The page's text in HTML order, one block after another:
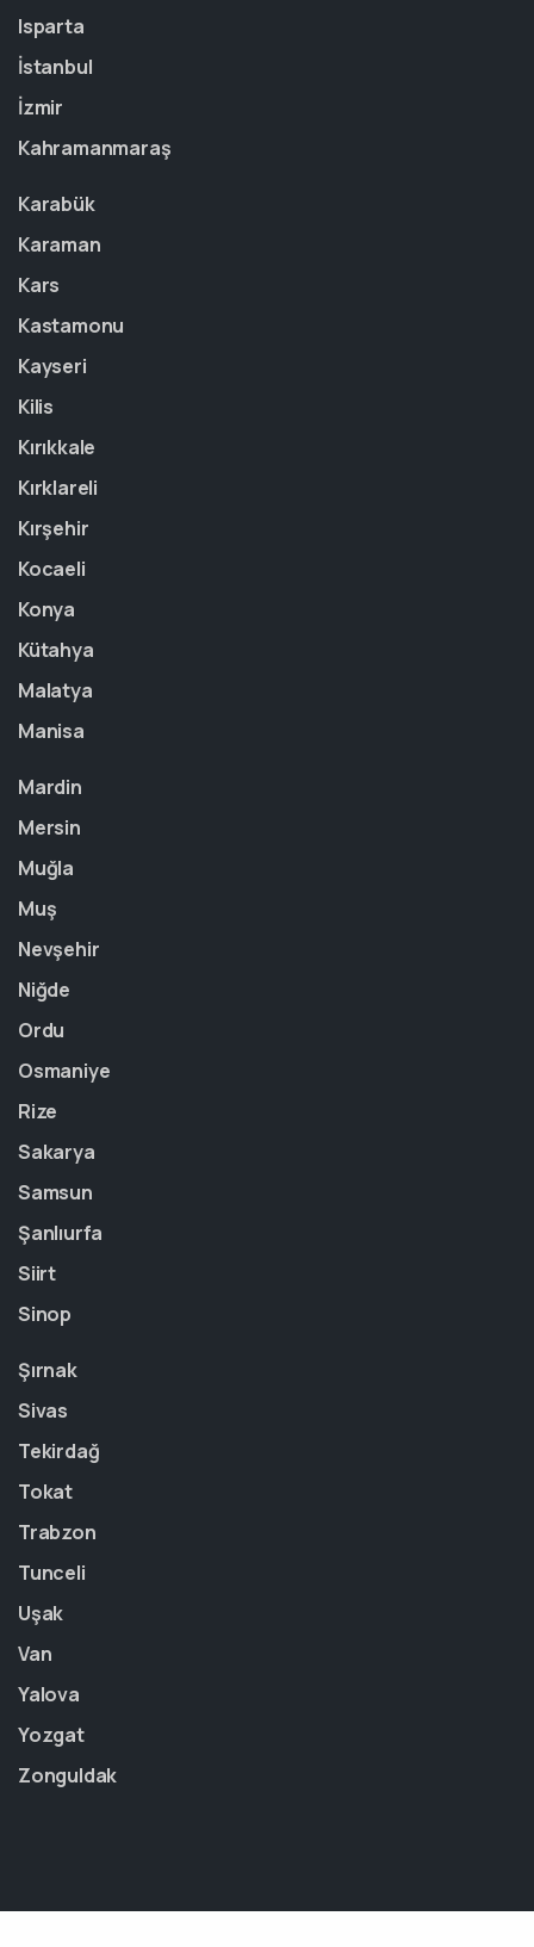
Isparta
İstanbul
İzmir
Kahramanmaraş
Karabük
Karaman
Kars
Kastamonu
Kayseri
Kilis
Kırıkkale
Kırklareli
Kırşehir
Kocaeli
Konya
Kütahya
Malatya
Manisa
Mardin
Mersin
Muğla
Muş
Nevşehir
Niğde
Ordu
Osmaniye
Rize
Sakarya
Samsun
Şanlıurfa
Siirt
Sinop
Şırnak
Sivas
Tekirdağ
Tokat
Trabzon
Tunceli
Uşak
Van
Yalova
Yozgat
Zonguldak